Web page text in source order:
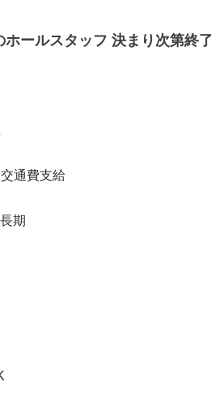
ールスタッフ 決まり次第終
通費支給
期